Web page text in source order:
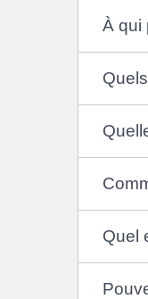
À qui
Quel